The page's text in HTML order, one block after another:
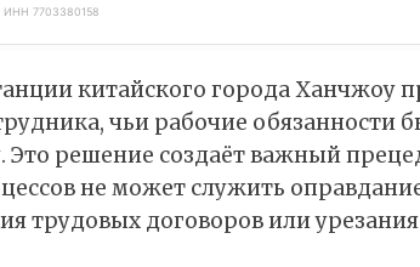
7703380158
китайского города Ханчжоу
чьи рабочие обязанности
Это решение создаёт важный
не может служить
трудовых договоров или